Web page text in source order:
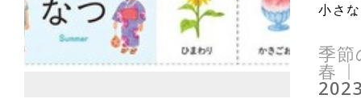
小さ
季
春